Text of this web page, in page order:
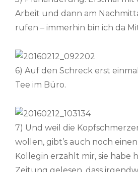
Arbeit und dann am
rufen – immerhin bin ich da
6) Auf den Schreck erst
Tee im Büro.
7) Und weil die
wollen, gibt’s auch noch
Kollegin erzählt mir, sie habe
Zeitung gelesen, dass